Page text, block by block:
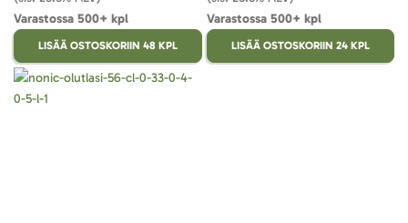
Varastossa 500+ kpl
LISÄÄ OSTOSKORIIN 48 KPL
Varastossa 500+ kpl
LISÄÄ OSTOSKORIIN 24 KPL